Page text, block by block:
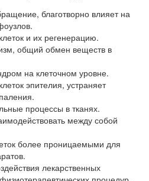
благотворно влияет на
и их регенерацию.
общий обмен веществ в
на клеточном уровне.
эпителия, устраняет
процессы в тканях.
между собой
более проницаемыми для
лекарственных